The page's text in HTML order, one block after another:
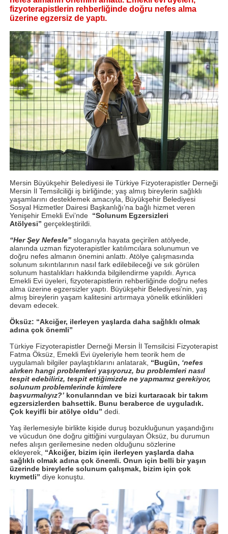
fizyoterapistlerin rehberliğinde doğru nefes alma
üzerine egzersiz de yaptı.
Mersin Büyükşehir Belediyesi ile Türkiye Fizyoterapistler Derneği
Mersin İl Temsilciliği iş birliğinde; yaş almış bireylerin sağlıklı
yaşamlarını desteklemek amacıyla, Büyükşehir Belediyesi
Sosyal Hizmetler Dairesi Başkanlığı’na bağlı hizmet veren
Yenişehir Emekli Evi’nde “Solunum Egzersizleri
Atölyesi” gerçekleştirildi.
“Her Şey Nefesle” sloganıyla hayata geçirilen atölyede,
alanında uzman fizyoterapistler katılımcılara solunumun ve
doğru nefes almanın önemini anlattı. Atölye çalışmasında
solunum sıkıntılarının nasıl fark edilebileceği ve sık görülen
solunum hastalıkları hakkında bilgilendirme yapıldı. Ayrıca
Emekli Evi üyeleri, fizyoterapistlerin rehberliğinde doğru nefes
alma üzerine egzersizler yaptı. Büyükşehir Belediyesi’nin, yaş
almış bireylerin yaşam kalitesini artırmaya yönelik etkinlikleri
devam edecek.
Öksüz: “Akciğer, ilerleyen yaşlarda daha sağlıklı olmak
adına çok önemli”
Türkiye Fizyoterapistler Derneği Mersin İl Temsilcisi Fizyoterapist
Fatma Öksüz, Emekli Evi üyeleriyle hem teorik hem de
uygulamalı bilgiler paylaştıklarını anlatarak, “Bugün, ‘nefes
alırken hangi problemleri yaşıyoruz, bu problemleri nasıl
tespit edebiliriz, tespit ettiğimizde ne yapmamız gerekiyor,
solunum problemlerinde kimlere
başvurmalıyız?’ konularından ve bizi kurtaracak bir takım
egzersizlerden bahsettik. Bunu beraberce de uyguladık.
Çok keyifli bir atölye oldu” dedi.
Yaş ilerlemesiyle birlikte kişide duruş bozukluğunun yaşandığını
ve vücudun öne doğru gittiğini vurgulayan Öksüz, bu durumun
nefes alışın gerilemesine neden olduğunu sözlerine
ekleyerek, “Akciğer, bizim için ilerleyen yaşlarda daha
sağlıklı olmak adına çok önemli. Onun için belli bir yaşın
üzerinde bireylerle solunum çalışmak, bizim için çok
kıymetli” diye konuştu.